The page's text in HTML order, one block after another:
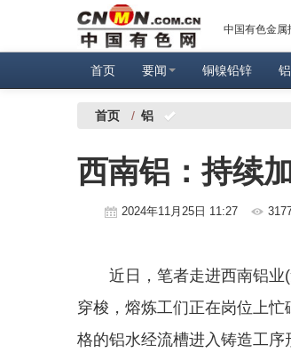
中国有色金属
首页 要闻 铜镍铅锌 铝
首页 / 铝
西南铝：持续
2024年11月25日 11:27
近日，笔者走进西南铝
穿梭，熔炼工们正在岗位上
格的铝水经流槽进入铸造工